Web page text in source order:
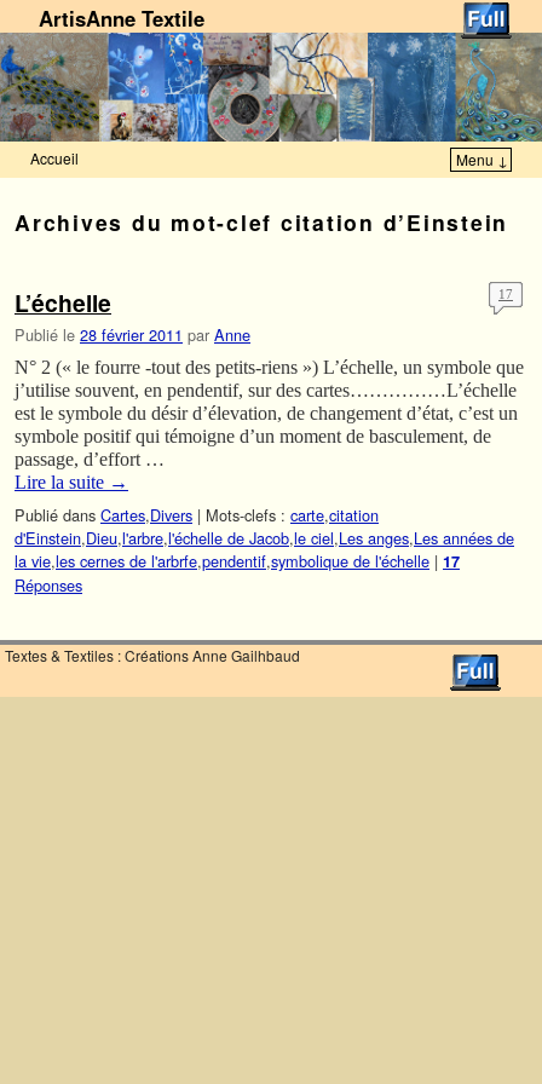
ArtisAnne Textile
Accueil Menu ↓
Archives du mot-clef citation d’Einstein
L’échelle
Publié le 28 février 2011 par Anne
17
N° 2 (« le fourre -tout des petits-riens ») L’échelle, un symbole que
j’utilise souvent, en pendentif, sur des cartes……………L’échelle
est le symbole du désir d’élevation, de changement d’état, c’est un
symbole positif qui témoigne d’un moment de basculement, de
passage, d’effort …
Lire la suite →
Publié dans Cartes,Divers | Mots-clefs : carte,citation
d'Einstein,Dieu,l'arbre,l'échelle de Jacob,le ciel,Les anges,Les années de
la vie,les cernes de l'arbrfe,pendentif,symbolique de l'échelle | 17
Réponses
Textes & Textiles : Créations Anne Gailhbaud